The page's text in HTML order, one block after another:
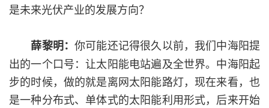
是未来光伏产业的发展方向？
薛黎明：你可能还记得很久以前，我们中海阳提
出的一个口号：让太阳能电站遍及全世界。中海阳起
步的时候，做的就是离网太阳能路灯，现在来看，也
是一种分布式、单体式的太阳能利用形式，后来开始